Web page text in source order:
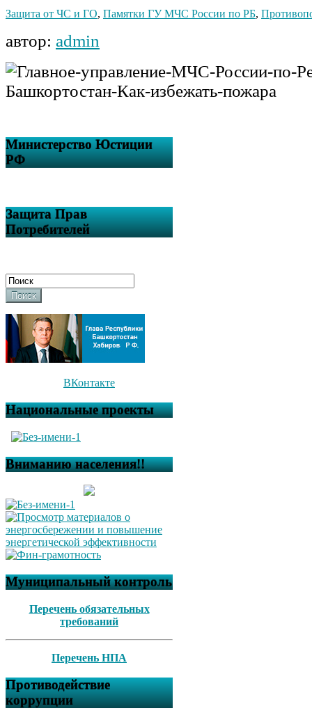
Защита от ЧС и ГО, Памятки ГУ МЧС России по РБ,
автор: admin
Министерство Юстиции
РФ
Защита Прав
Потребителей
Поиск
ВКонтакте
Национальные проекты
Вниманию населения!!
Муниципальный контроль
Перечень обязательных
требований
Перечень НПА
Противодействие
коррупции